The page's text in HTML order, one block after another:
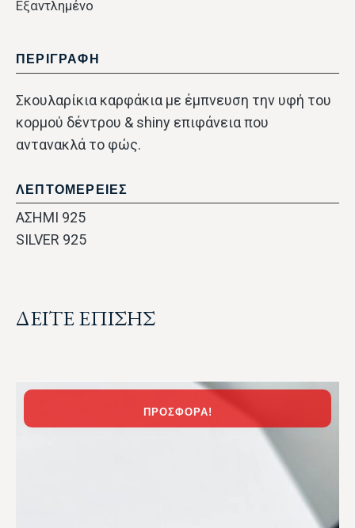
Εξαντλημένο
ΠΕΡΙΓΡΑΦΗ
Σκουλαρίκια καρφάκια με έμπνευση την υφή του
κορμού δέντρου & shiny επιφάνεια που
αντανακλά το φώς.
ΛΕΠΤΟΜΕΡΕΙΕΣ
ΑΣΗΜΙ 925
SILVER 925
ΔΕΙΤΕ ΕΠΙΣΗΣ
ΠΡΟΣΦΟΡΆ!